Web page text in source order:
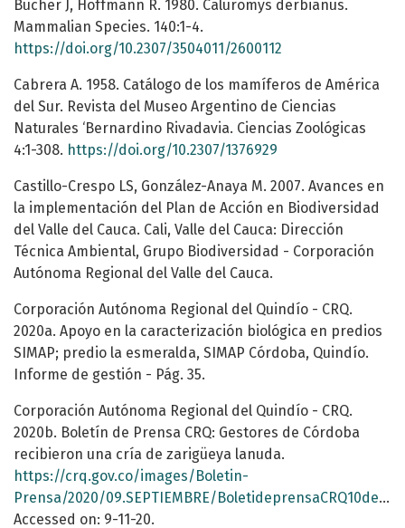
Bucher J, Hoffmann R. 1980. Caluromys derbianus.
Mammalian Species. 140:1-4.
https://doi.org/10.2307/3504011/2600112
Cabrera A. 1958. Catálogo de los mamíferos de América
del Sur. Revista del Museo Argentino de Ciencias
Naturales ‘Bernardino Rivadavia. Ciencias Zoológicas
4:1-308. https://doi.org/10.2307/1376929
Castillo-Crespo LS, González-Anaya M. 2007. Avances en
la implementación del Plan de Acción en Biodiversidad
del Valle del Cauca. Cali, Valle del Cauca: Dirección
Técnica Ambiental, Grupo Biodiversidad - Corporación
Autónoma Regional del Valle del Cauca.
Corporación Autónoma Regional del Quindío - CRQ.
2020a. Apoyo en la caracterización biológica en predios
SIMAP; predio la esmeralda, SIMAP Córdoba, Quindío.
Informe de gestión - Pág. 35.
Corporación Autónoma Regional del Quindío - CRQ.
2020b. Boletín de Prensa CRQ: Gestores de Córdoba
recibieron una cría de zarigüeya lanuda.
https://crq.gov.co/images/Boletin-
Prensa/2020/09.SEPTIEMBRE/BoletideprensaCRQ10deSeptiembre2020.pdf
Accessed on: 9-11-20.